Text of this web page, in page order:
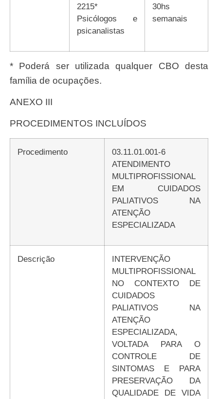
2215*
Psicólogos e
psicanalistas
30hs
semanais
* Poderá ser utilizada qualquer CBO desta
família de ocupações.
ANEXO III
PROCEDIMENTOS INCLUÍDOS
Procedimento
03.11.01.001-6
ATENDIMENTO
MULTIPROFISSIONAL
EM CUIDADOS
PALIATIVOS NA
ATENÇÃO
ESPECIALIZADA
Descrição
INTERVENÇÃO
MULTIPROFISSIONAL
NO CONTEXTO DE
CUIDADOS
PALIATIVOS NA
ATENÇÃO
ESPECIALIZADA,
VOLTADA PARA O
CONTROLE DE
SINTOMAS E PARA
PRESERVAÇÃO DA
QUALIDADE DE VIDA